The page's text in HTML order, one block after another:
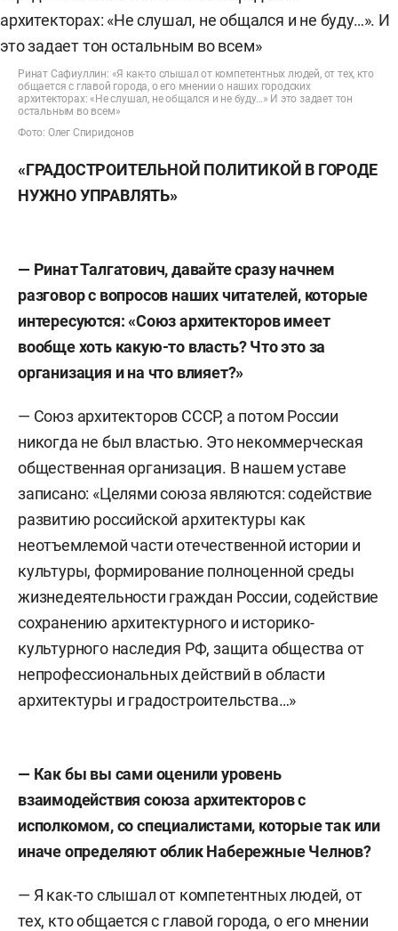
Ринат Сафиуллин: «Я как-то слышал от компетентных людей, от тех, кто
общается с главой города, о его мнении о наших городских
архитекторах: «Не слушал, не общался и не буду…» И это задает тон
остальным во всем»
Фото: Олег Спиридонов
«ГРАДОСТРОИТЕЛЬНОЙ ПОЛИТИКОЙ В ГОРОДЕ
НУЖНО УПРАВЛЯТЬ»
— Ринат Талгатович, давайте сразу начнем
разговор с вопросов наших читателей, которые
интересуются: «Союз архитекторов имеет
вообще хоть какую-то власть? Что это за
организация и на что влияет?»
— Союз архитекторов СССР, а потом России
никогда не был властью. Это некоммерческая
общественная организация. В нашем уставе
записано: «Целями союза являются: содействие
развитию российской архитектуры как
неотъемлемой части отечественной истории и
культуры, формирование полноценной среды
жизнедеятельности граждан России, содействие
сохранению архитектурного и историко-
культурного наследия РФ, защита общества от
непрофессиональных действий в области
архитектуры и градостроительства…»
— Как бы вы сами оценили уровень
взаимодействия союза архитекторов с
исполкомом, со специалистами, которые так или
иначе определяют облик Набережные Челнов?
— Я как-то слышал от компетентных людей, от
тех, кто общается с главой города, о его мнении